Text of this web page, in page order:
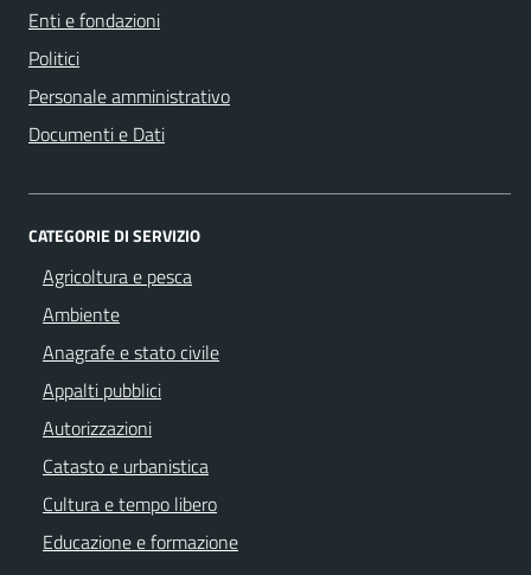
Enti e fondazioni
Politici
Personale amministrativo
Documenti e Dati
CATEGORIE DI SERVIZIO
Agricoltura e pesca
Ambiente
Anagrafe e stato civile
Appalti pubblici
Autorizzazioni
Catasto e urbanistica
Cultura e tempo libero
Educazione e formazione